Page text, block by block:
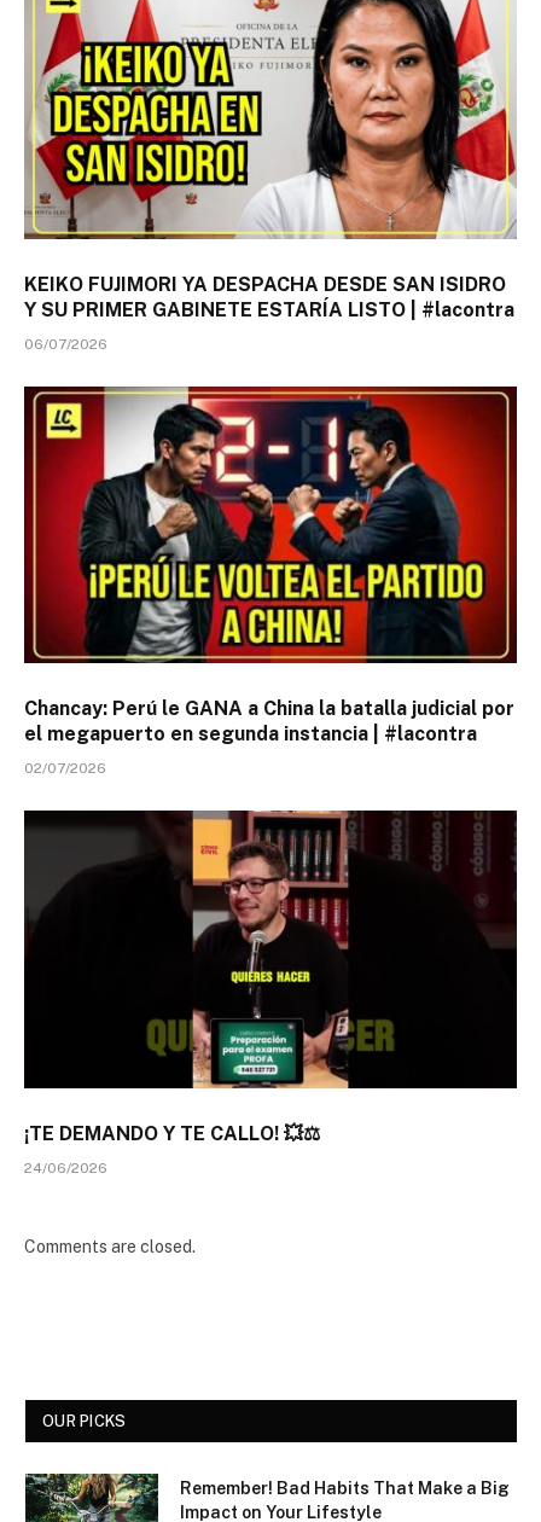
KEIKO FUJIMORI YA DESPACHA DESDE SAN ISIDRO
Y SU PRIMER GABINETE ESTARÍA LISTO | #lacontra
06/07/2026
Chancay: Perú le GANA a China la batalla judicial por
el megapuerto en segunda instancia | #lacontra
02/07/2026
¡TE DEMANDO Y TE CALLO! 💥⚖️
24/06/2026
Comments are closed.
OUR PICKS
Remember! Bad Habits That Make a Big
Impact on Your Lifestyle